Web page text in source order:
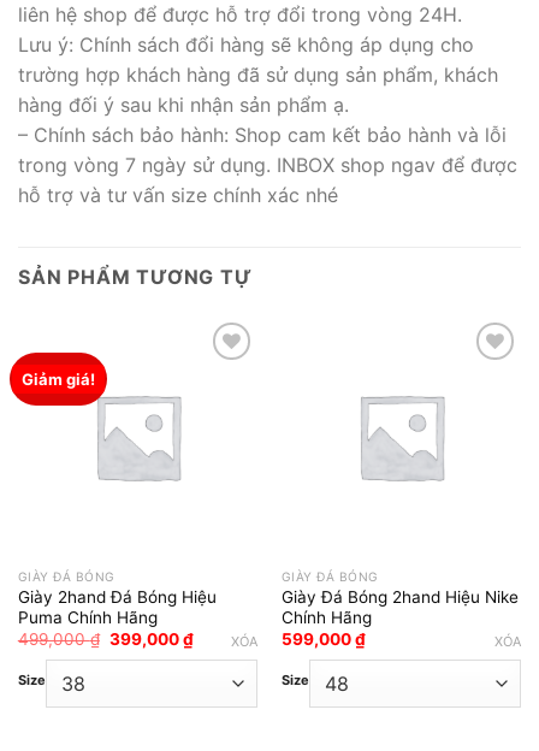
liên hệ shop để được hỗ trợ đổi trong vòng 24H.
Lưu ý: Chính sách đổi hàng sẽ không áp dụng cho
trường hợp khách hàng đã sử dụng sản phẩm, khách
hàng đối ý sau khi nhận sản phẩm ạ.
– Chính sách bảo hành: Shop cam kết bảo hành và lỗi
trong vòng 7 ngày sử dụng. INBOX shop ngav để được
hỗ trợ và tư vấn size chính xác nhé
SẢN PHẨM TƯƠNG TỰ
Giảm giá!
Add to wishlist
GIÀY ĐÁ BÓNG
Giày 2hand Đá Bóng Hiệu
Puma Chính Hãng
499,000₫ Giá
399,000₫Giá
hiện
Size
XÓA
Add to wishlist
GIÀY ĐÁ BÓNG
Giày Đá Bóng 2hand Hiệu Nike
Chính Hãng
599,000₫
Size
XÓA